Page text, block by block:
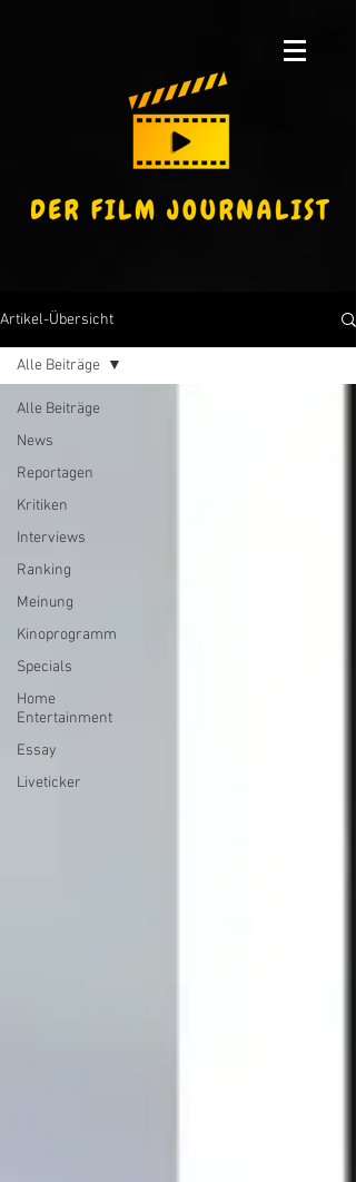
Artikel-Übersicht
Alle Beiträge
News
Reportagen
Kritiken
Interviews
Ranking
Meinung
Kinoprogramm
Specials
Home
Entertainment
Essay
Liveticker
Alle Beiträge